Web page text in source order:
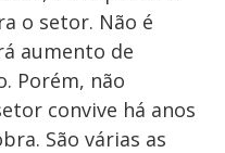
o setor. Não é
aumento de
Porém, não
convive há anos
São várias as